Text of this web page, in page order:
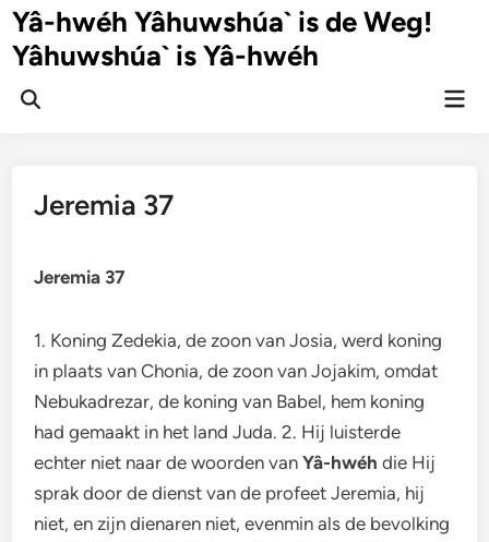
Ga
naar
inhoud
Yâ-hwéh Yâhuwshúa` is de Weg!
Yâhuwshúa` is Yâ-hwéh
Zoeken
Jeremia 37
Jeremia 37
1. Koning Zedekia, de zoon van Josia, werd koning
in plaats van Chonia, de zoon van Jojakim, omdat
Nebukadrezar, de koning van Babel, hem koning
had gemaakt in het land Juda. 2. Hij luisterde
echter niet naar de woorden vanYâ-hwéh die Hij
sprak door de dienst van de profeet Jeremia, hij
niet, en zijn dienaren niet, evenmin als de bevolking